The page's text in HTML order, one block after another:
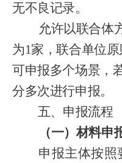
无不良记录。
允许以联合体
为1家，联合单位
可申报多个场景，
分多次进行申报。
五、申报流程
（一）材料申
申报主体按照